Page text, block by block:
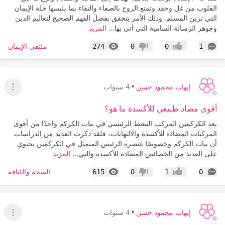
القلوب من غل وحقد وتمتع الروح بالصفاء والنقاء بما يلبسها حلة الإيمان
التي تزين المسلم. وذلك الأمر يتحقق بفضل الفهم الصحيح لتعاليم الدين
وجوهر الرسالة السامية التي أتى بها... المزيد
1
التعليقات إعجاب0 عدم إعجاب
0
274
المشاهدات ملتقى الإيمان
إيهاب محمود حسن • 4 سنوات
عرض
أقوى مضاد طبيعي للأكسدة ما هو؟
يعد الكركمين المركب النشط الرئيسي في نبات الكركم واحدًا من أقوى
المركبات المضادة للأكسدة والالتهابات، فلقد ذكرت العديد من الدراسات
أن نبات الكركم وخصوصًا عنصره الرئيس المتمثل في الكركمين يحتوي
على العديد من الخصائص المضادة للأكسدة والتي... المزيد
0
التعليقات إعجاب1 عدم إعجاب
0
615
المشاهدات الصحة واللياقة
إيهاب محمود حسن • 4 سنوات عرض